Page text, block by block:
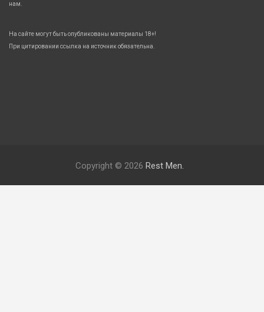
нам.
На сайте могут быть опубликованы материалы 18+!
При цитировании ссылка на источник обязательна.
Copyright © 2026 Rest Men.